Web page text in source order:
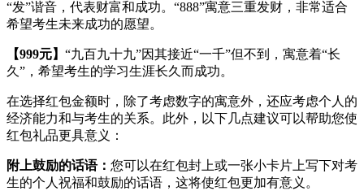
“发”谐音，代表财富和成功。“888”寓意三重发财，非常适合
希望考生未来成功的愿望。
【999元】 “九百九十九”因其接近“一千”但不到，寓意着“长
久”，希望考生的学习生涯长久而成功。
在选择红包金额时，除了考虑数字的寓意外，还应考虑个人的
经济能力和与考生的关系。此外，以下几点建议可以帮助您使
红包礼品更具意义：
附上鼓励的话语： 您可以在红包封上或一张小卡片上写下对考
生的个人祝福和鼓励的话语，这将使红包更加有意义。